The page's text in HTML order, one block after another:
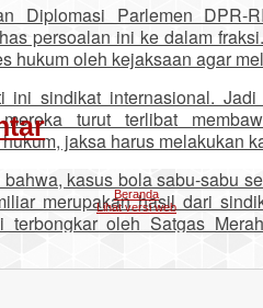
Diplomasi Parlemen DPR-
persoalan ini ke dalam
hukum oleh kejaksaan agar
ini sindikat internasional.
turut terlibat
jaksa harus melakukan
kasus bola sabu-sabu
merupakan hasil dari
terbongkar oleh Satgas
Anggrek Sukaraja,
Beranda
Lihat versi web